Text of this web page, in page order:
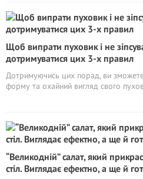
Щоб випрати пуховик і не
дотримуватися цих 3-х правил
Дотримуючись цих порад, ви
форму та охайний вигляд свого
“Великодній” салат, який
стіл. Виглядає ефектно, а ще й